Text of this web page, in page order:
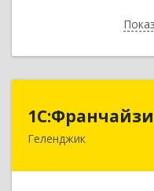
Геленджик353467,